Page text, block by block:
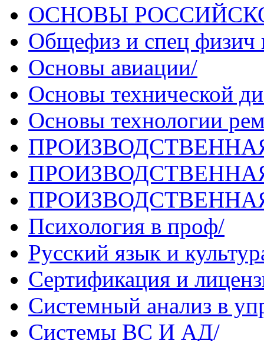
ОСНОВЫ
Общефиз и спец физич
Основы авиации/
Основы технической
Основы технологии
ПРОИЗВОДСТВЕННАЯ
ПРОИЗВОДСТВЕННАЯ
Психология в проф/
Русский язык и
Сертификация и
Системный анализ в
Системы ВС И АД/